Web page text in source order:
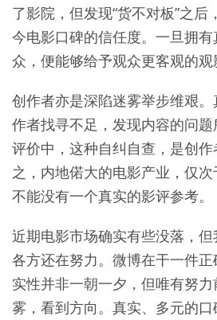
了影院，但发现“货不对板”之后
今电影口碑的信任度。一旦拥
众，便能够给予观众更客观的观
创作者亦是深陷迷雾举步维艰
作者找寻不足，发现内容的问
评价中，这种自纠自查，是创
之，内地偌大的电影产业，仅次
不能没有一个真实的影评参考。
近期电影市场确实有些没落，
各方还在努力。微博在干一件
实性并非一朝一夕，但唯有努
雾，看到方向。真实、多元的